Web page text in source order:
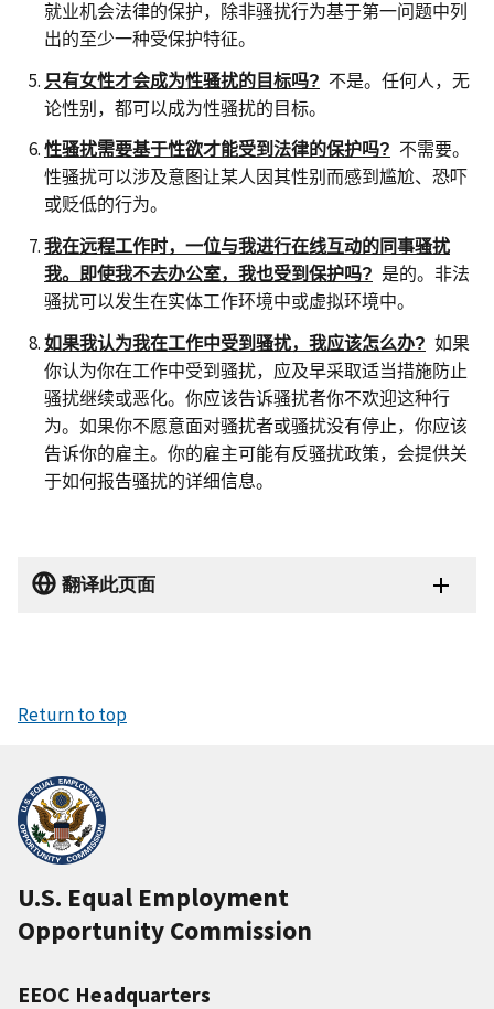
就业机会法律的保护，除非骚扰行为基于第一问题中列
出的至少一种受保护特征。
只有女性才会成为性骚扰的目标吗? 不是。任何人，无
论性别，都可以成为性骚扰的目标。
性骚扰需要基于性欲才能受到法律的保护吗? 不需要。
性骚扰可以涉及意图让某人因其性别而感到尴尬、恐吓
或贬低的行为。
我在远程工作时，一位与我进行在线互动的同事骚扰
我。即使我不去办公室，我也受到保护吗? 是的。非法
骚扰可以发生在实体工作环境中或虚拟环境中。
如果我认为我在工作中受到骚扰，我应该怎么办? 如果
你认为你在工作中受到骚扰，应及早采取适当措施防止
骚扰继续或恶化。你应该告诉骚扰者你不欢迎这种行
为。如果你不愿意面对骚扰者或骚扰没有停止，你应该
告诉你的雇主。你的雇主可能有反骚扰政策，会提供关
于如何报告骚扰的详细信息。
翻译此页面
Return to top
U.S. Equal Employment
Opportunity Commission
EEOC Headquarters